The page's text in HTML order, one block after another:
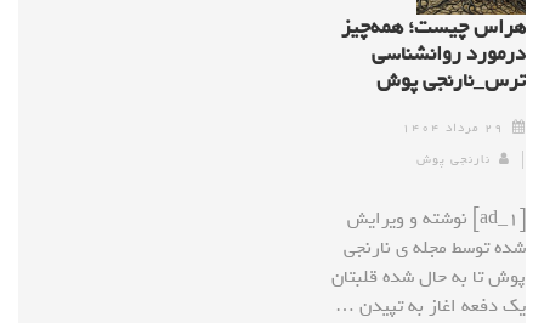
هراس چیست؛ همه‌چیز
درمورد روانشناسی
ترس_نارنجی پوش
۲۹ مرداد ۱۴۰۴
نارنجی پوش
[ad_1] نوشته و ویرایش
شده توسط مجله ی نارنجی
پوش تا به حال شده قلبتان
یک دفعه اغاز به تپیدن …